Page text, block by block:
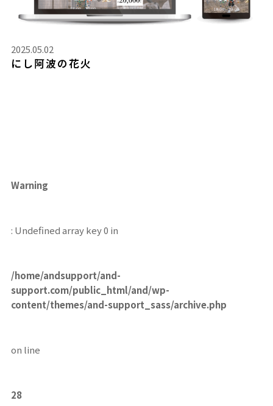
2025.05.02
にし阿波の花火
Warning
: Undefined array key 0 in
/home/andsupport/and-
support.com/public_html/and/wp-
content/themes/and-support_sass/archive.php
on line
28